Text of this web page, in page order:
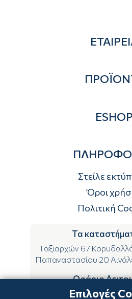
Brands
ESHOP
Τρόποι
Τρόποι
Στείλε
Όροι
Πολιτική
Τα
Ταξιαρχών 67
Παπαναστασίου 20
Ωράριο
ΔΕ-ΤΕ-ΣΑ
Επιλογές